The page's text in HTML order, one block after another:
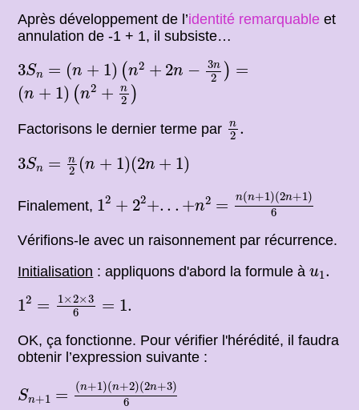
Après développement de l’identité remarquable et
annulation de -1 + 1, il subsiste…
3Sn
3S = (n + 1) (n2 + 2n − 3n
2 )
n n2 + 2n 3n
=
=
(n + 1) (n2 + n
2 )
( +1 )(n 2 +n 2 )
Factorisons le dernier terme par n
2 .
n2
3Sn
3S =
= n
2 (n + 1)(2n + 1)
n2 + 1)(2n 1
Finalement, 12 + 22+. . . +n2
12 22+ =
= n(n+1)(2n+1)
6
n(n +1)(2 n+
Vérifions-le avec un raisonnement par récurrence.
Initialisation : appliquons d'abord la formule àu1.
u1
12 = 1×2×3
6
= 1.
12 ×2×3 1.
OK, ça fonctionne. Pour vérifier l'hérédité, il faudra
obtenir l’expression suivante :
Sn+1
S =
= (n+1)(n+2)(2n+3)
6
(n + 1)(n +2)( 2n